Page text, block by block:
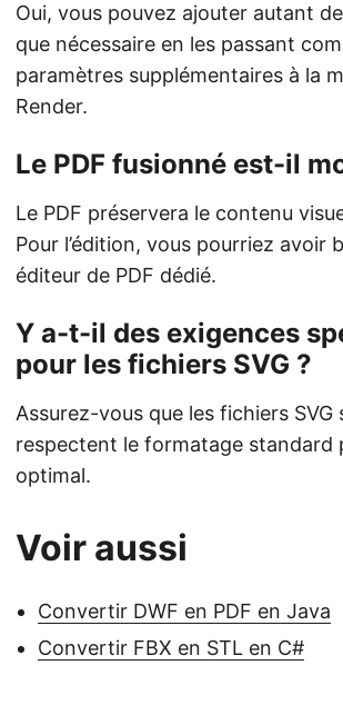
Oui, vous pouvez ajouter autant
que nécessaire en les passant
paramètres supplémentaires à la
Render.
Le PDF fusionné est-il
Le PDF préservera le contenu
Pour l’édition, vous pourriez avoir
éditeur de PDF dédié.
Y a-t-il des exigences
pour les fichiers SVG ?
Assurez-vous que les fichiers SVG
respectent le formatage standard
optimal.
Voir aussi
Convertir DWF en PDF en Java
Convertir FBX en STL en C#